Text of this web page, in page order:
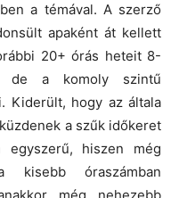
a témával. A szerző
apaként át kellett
20+ órás heteit 8-
de a komoly szintű
Kiderült, hogy az általa
a szűk időkeret
egyszerű, hiszen még
óraszámban